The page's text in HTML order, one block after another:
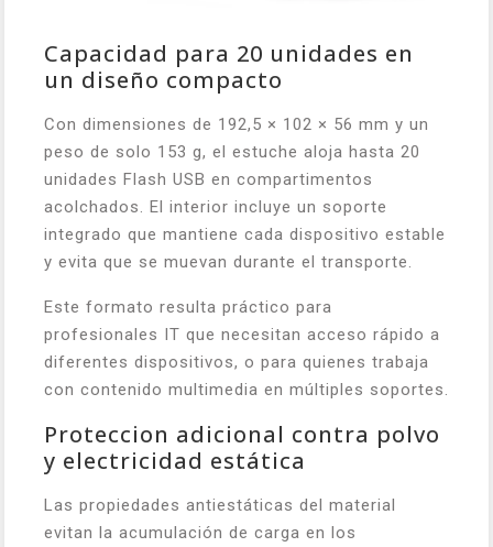
Capacidad para 20 unidades en
un diseño compacto
Con dimensiones de 192,5 × 102 × 56 mm y un
peso de solo 153 g, el estuche aloja hasta 20
unidades Flash USB en compartimentos
acolchados. El interior incluye un soporte
integrado que mantiene cada dispositivo estable
y evita que se muevan durante el transporte.
Este formato resulta práctico para
profesionales IT que necesitan acceso rápido a
diferentes dispositivos, o para quienes trabaja
con contenido multimedia en múltiples soportes.
Proteccion adicional contra polvo
y electricidad estática
Las propiedades antiestáticas del material
evitan la acumulación de carga en los